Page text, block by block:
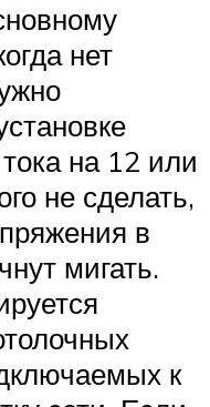
нет
на 12 или
не сделать,
в
мигать.
к